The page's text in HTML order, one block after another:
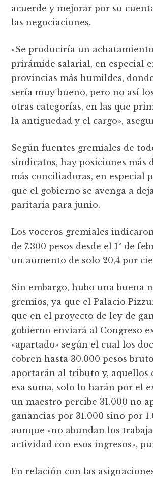
acuerde y mejorar por su
las negociaciones.
«Se produciría un
prirámide salarial, en especial
provincias más humildes,
sería muy bueno, pero no así
otras categorías, en las que
la antiguedad y el cargo»,
Según fuentes gremiales de
sindicatos, hay posiciones más
más conciliadoras, en especial
que el gobierno se avenga a
paritaria para junio.
Los voceros gremiales
de 7.300 pesos desde el 1° de
un aumento de solo 20,4 por
Sin embargo, hubo una buena
gremios, ya que el Palacio
que en el proyecto de ley de
gobierno enviará al Congreso
«apartado» según el cual los
cobren hasta 30.000 pesos
aportarán al tributo y, aquellos
esa suma, solo lo harán por el
un maestro percibe 31.000 no
ganancias por 31.000 sino por
aunque «no abundan los
actividad con esos ingresos»,
En relación con las